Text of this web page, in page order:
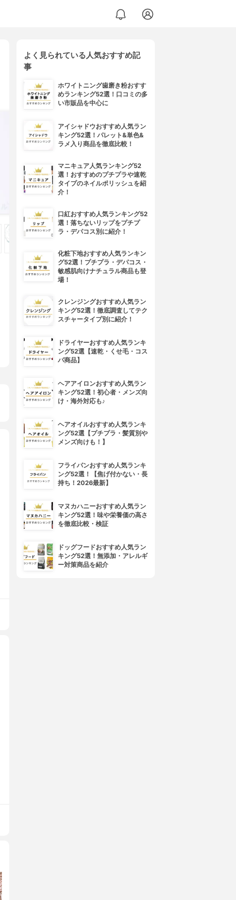
よく見られている人気おすすめ記
事
ホワイトニング歯磨き粉おすす
めランキング52選！口コミの多
い市販品を中心に
アイシャドウおすすめ人気ラン
キング52選！パレット&単色&
ラメ入り商品を徹底比較！
マニキュア人気ランキング52
選！おすすめのプチプラや速乾
タイプのネイルポリッシュを紹
介！
口紅おすすめ人気ランキング52
選！落ちないリップをプチプ
ラ・デパコス別に紹介！
化粧下地おすすめ人気ランキン
グ52選！プチプラ・デパコス・
敏感肌向けナチュラル商品も登
場！
クレンジングおすすめ人気ラン
キング52選！徹底調査してテク
スチャータイプ別に紹介！
ドライヤーおすすめ人気ランキ
ング52選【速乾・くせ毛・コス
パ商品】
ヘアアイロンおすすめ人気ラン
キング52選！初心者・メンズ向
け・海外対応も♪
ヘアオイルおすすめ人気ランキ
ング52選【プチプラ・髪質別や
メンズ向けも！】
フライパンおすすめ人気ランキ
ング52選！【焦げ付かない・長
持ち！2026最新】
マヌカハニーおすすめ人気ラン
キング52選！味や栄養価の高さ
を徹底比較・検証
ドッグフードおすすめ人気ラン
キング52選！無添加・アレルギ
ー対策商品を紹介